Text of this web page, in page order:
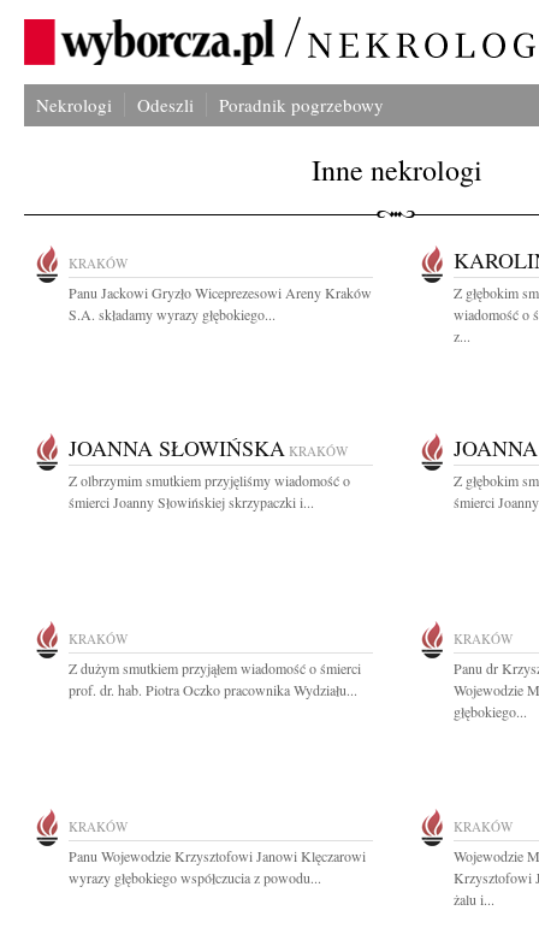
Nekrologi Odeszli Poradnik pogrzebowy
Inne nekrologi
KRAKÓW
Panu Jackowi Gryzło Wiceprezesowi Areny Kraków
S.A. składamy wyrazy głębokiego...
Z głębokim
wiadomość o
z...
JOANNA SŁOWIŃSKA KRAKÓW
Z olbrzymim smutkiem przyjęliśmy wiadomość o
śmierci Joanny Słowińskiej skrzypaczki i...
Z głębokim
śmierci
KRAKÓW
Z dużym smutkiem przyjąłem wiadomość o śmierci
prof. dr. hab. Piotra Oczko pracownika Wydziału...
KRAKÓW
Panu dr
Wojewodzie
głębokiego...
KRAKÓW
Panu Wojewodzie Krzysztofowi Janowi Klęczarowi
wyrazy głębokiego współczucia z powodu...
KRAKÓW
Wojewodzie
Krzysztofowi
żalu i...